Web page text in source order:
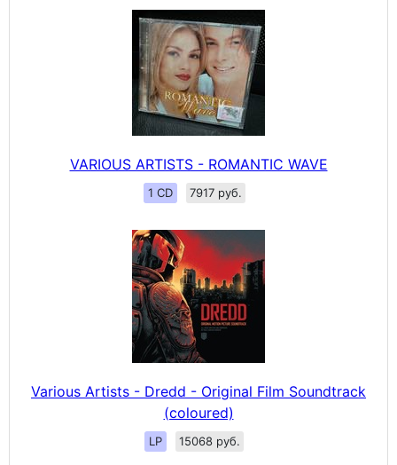
VARIOUS ARTISTS - ROMANTIC WAVE
1 CD 7917 руб.
Various Artists - Dredd - Original Film Soundtrack
(coloured)
LP 15068 руб.